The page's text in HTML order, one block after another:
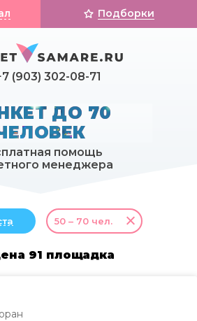
(903) 302-08-71
Подборки
ДО 70
помощь
менеджера
50 – 70 чел.
91 площадка